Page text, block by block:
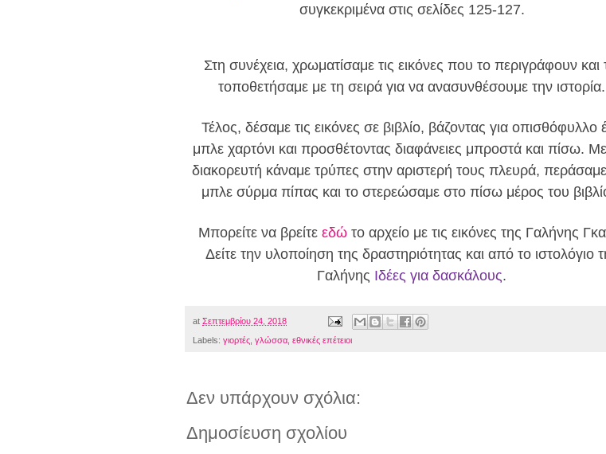
συγκεκριμένα στις σελίδες 125-127.
Στη συνέχεια, χρωματίσαμε τις εικόνες που το περιγράφουν και
τοποθετήσαμε με τη σειρά για να ανασυνθέσουμε την ιστορία.
Τέλος, δέσαμε τις εικόνες σε βιβλίο, βάζοντας για οπισθόφυλλο
μπλε χαρτόνι και προσθέτοντας διαφάνειες μπροστά και πίσω.
διακορευτή κάναμε τρύπες στην αριστερή τους πλευρά,
μπλε σύρμα πίπας και το στερεώσαμε στο πίσω μέρος του
Μπορείτε να βρείτε εδώ το αρχείο με τις εικόνες της Γαλήνης
Δείτε την υλοποίηση της δραστηριότητας και από το ιστολόγιο
Γαλήνης Ιδέες για δασκάλους.
at Σεπτεμβρίου 24, 2018
Labels: γιορτές γλώσσα εθνικές επέτειοι
Δεν υπάρχουν σχόλια:
Δημοσίευση σχολίου